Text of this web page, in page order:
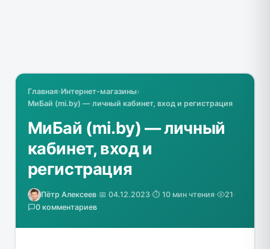
Главная›Интернет-магазины›
МиБай (mi.by) — личный кабинет, вход и регистрация
МиБай (mi.by) — личный
кабинет, вход и
регистрация
Пётр Алексеев·📅 04.12.2023·⏱️ 10 мин чтения· 21·
0 комментариев